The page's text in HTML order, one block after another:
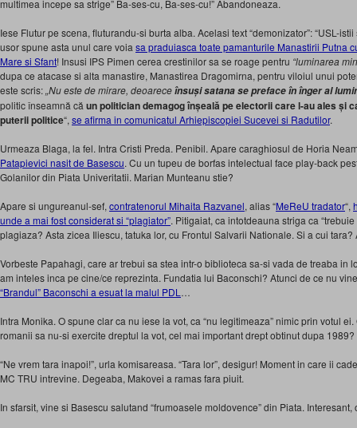
multimea incepe sa strige” Ba-ses-cu, Ba-ses-cu!” Abandoneaza.
Iese Flutur pe scena, fluturandu-si burta alba. Acelasi text “demonizator”: “USL-
usor spune asta unul care voia sa praduiasca toate pamanturile Manastirii Putna
Mare si Sfant! Insusi IPS Pimen cerea crestinilor sa se roage pentru “luminarea
dupa ce atacase si alta manastire, Manastirea Dragomirna, pentru viloiul unui
este scris:„Nu este de mirare, deoareceînsuși satana se preface în înger al
politic înseamnă că un politician demagog înșeală pe electorii care l-au ales și
puterii politice“, se afirma in comunicatul Arhiepiscopiei Sucevei si Radutilor.
Urmeaza Blaga, la fel. Intra Cristi Preda. Penibil. Apare caraghiosul de Horia
Patapievici nasit de Basescu. Cu un tupeu de borfas intelectual face play-back
Golanilor din Piata Univeritatii. Marian Munteanu stie?
Apare si ungureanul-sef, contratenorul Mihaita Razvanel, alias “MeReU tradator“,
unde a mai fost considerat si “plagiator”. Pitigaiat, ca intotdeauna striga ca
plagiaza? Asta zicea Iliescu, tatuka lor, cu Frontul Salvarii Nationale. Si a cui
Vorbeste Papahagi, care ar trebui sa stea intr-o biblioteca sa-si vada de treaba in
am inteles inca pe cine/ce reprezinta. Fundatia lui Baconschi? Atunci de ce nu
“Brandul” Baconschi a esuat la malul PDL
Intra Monika. O spune clar ca nu iese la vot, ca “nu legitimeaza” nimic prin votul
romanii sa nu-si exercite dreptul la vot, cel mai important drept obtinut dupa 1989?
“Ne vrem tara inapoi!”, urla komisareasa. “Tara lor”, desigur! Moment in care ii
MC TRU intrevine. Degeaba, Makovei a ramas fara piuit.
In sfarsit, vine si Basescu salutand “frumoasele moldovence” din Piata.